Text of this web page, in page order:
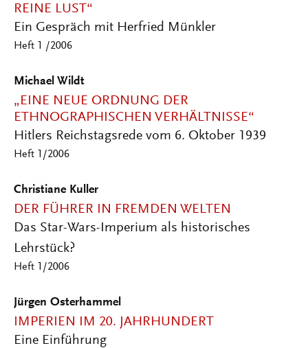
REINE LUST“
Ein Gespräch mit Herfried Münkler
Heft 1 /2006
Michael Wildt
„EINE NEUE ORDNUNG DER
ETHNOGRAPHISCHEN VERHÄLTNISSE“
Hitlers Reichstagsrede vom 6. Oktober 1939
Heft 1/2006
Christiane Kuller
DER FÜHRER IN FREMDEN WELTEN
Das Star-Wars-Imperium als historisches
Lehrstück?
Heft 1/2006
Jürgen Osterhammel
IMPERIEN IM 20. JAHRHUNDERT
Eine Einführung